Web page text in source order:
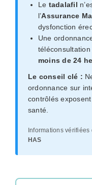
Le tadalafil
l’Assurance
dysfonction
Une
moins de 24
Le conseil clé :
ordonnance sur
contrôlés
santé.
Informations
HAS